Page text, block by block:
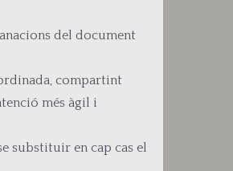
del document
compartint
més àgil i
substituir en cap cas el